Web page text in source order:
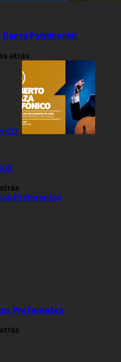
Danza Patrimonial
atrás
Preferentes
Preferentes